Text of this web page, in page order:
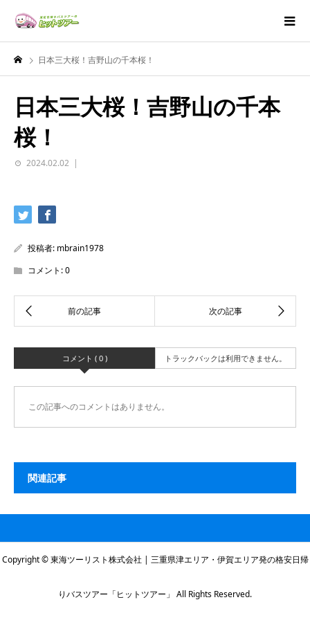
日本三大桜！吉野山の千本桜！
日本三大桜！吉野山の千本
桜！
2024.02.02
投稿者: mbrain1978
コメント:0
コメント ( 0 ) トラックバックは利用できません。
この記事へのコメントはありません。
関連記事
Copyright © 東海ツーリスト株式会社 | 三重県津エリア・伊賀エリア発の格安日帰
りバスツアー「ヒットツアー」 All Rights Reserved.